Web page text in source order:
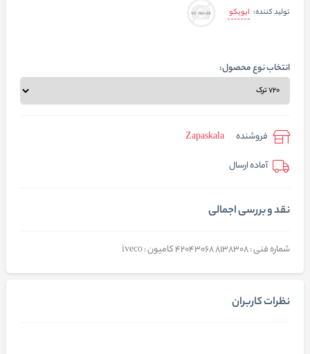
تولید کننده: ایویکو
انتخاب نوع محصول:
فروشنده
Zapaskala
آماده ارسال
نقد و بررسی اجمالی
شماره فنی : 8138308 42043068 کامیون : iveco
نظرات کاربران